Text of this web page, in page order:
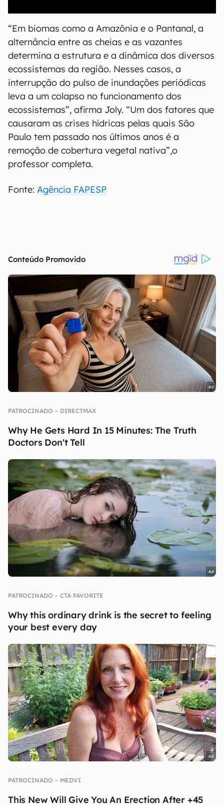
“Em biomas como a Amazônia e o Pantanal, a
alternância entre as cheias e as vazantes
determina a estrutura e a dinâmica dos diversos
ecossistemas da região. Nesses casos, a
interrupção do pulso de inundações periódicas
leva a um colapso no funcionamento dos
ecossistemas”, afirma Joly. “Um dos fatores que
causaram as crises hídricas pelas quais São
Paulo tem passado nos últimos anos é a
remoção de cobertura vegetal nativa”,o
professor completa.
Fonte: Agência FAPESP